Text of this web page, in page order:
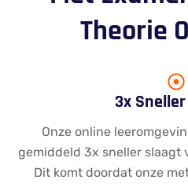
Theorie
3x
Onze online
gemiddeld 3x sneller slaagt
Dit komt doordat onze